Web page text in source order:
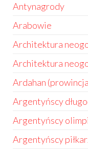
Antynagrody
Arabowie
Architektura
Architektura
Ardahan
Argentyńscy
Argentyńscy
Argentyńscy